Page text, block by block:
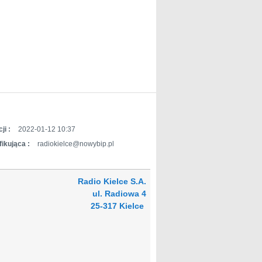
:
2022-01-12 10:37
:
radiokielce@nowybip.pl
Radio Kielce S.A.
ul. Radiowa 4
25-317 Kielce